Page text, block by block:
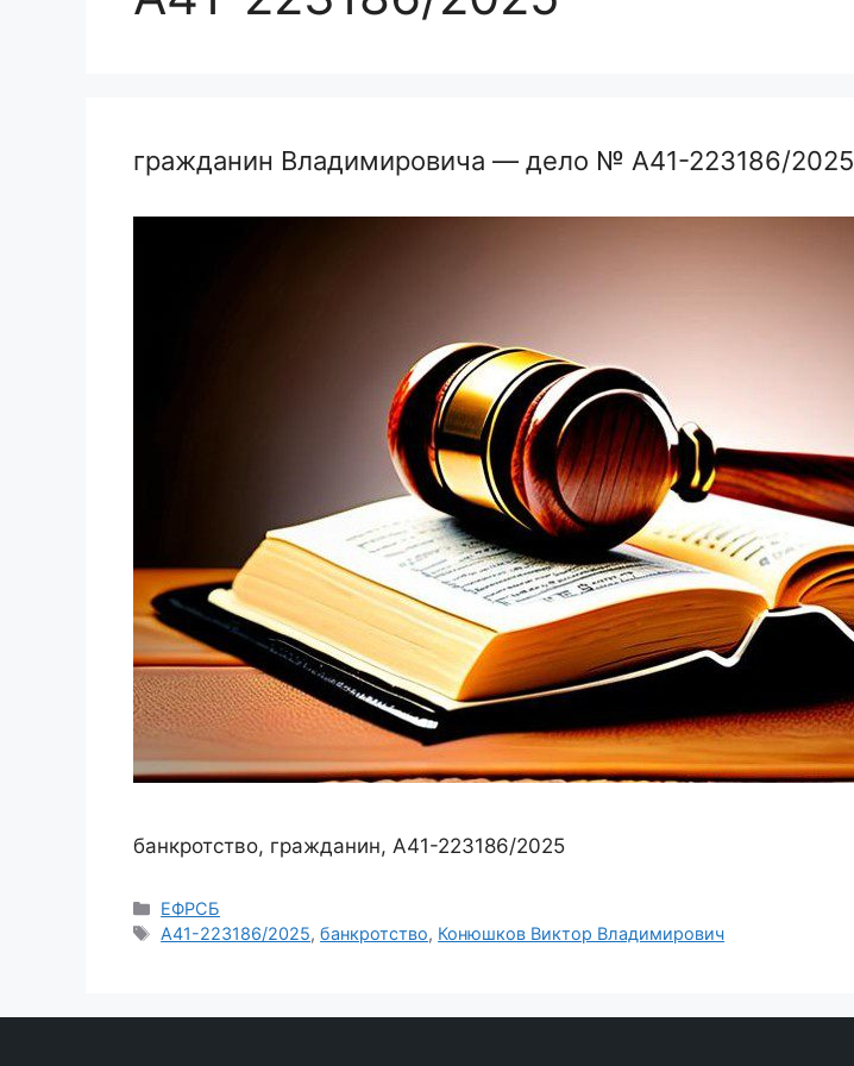
гражданин Владимировича — дело № А41-223186/2025
банкротство, гражданин, А41-223186/2025
Рубрики
ЕФРСБ
Метки
А41-223186/2025,банкротство, Конюшков Виктор Владимирович